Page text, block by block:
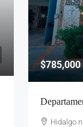
$785,000
Hidalgo